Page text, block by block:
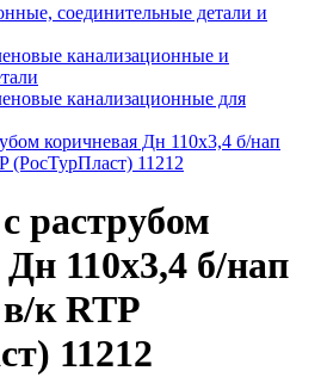
соединительные детали и
канализационные и
канализационные для
коричневая Дн 110х3,4 б/нап
(РосТурПласт) 11212
раструбом
110х3,4 б/нап
к RTP
11212